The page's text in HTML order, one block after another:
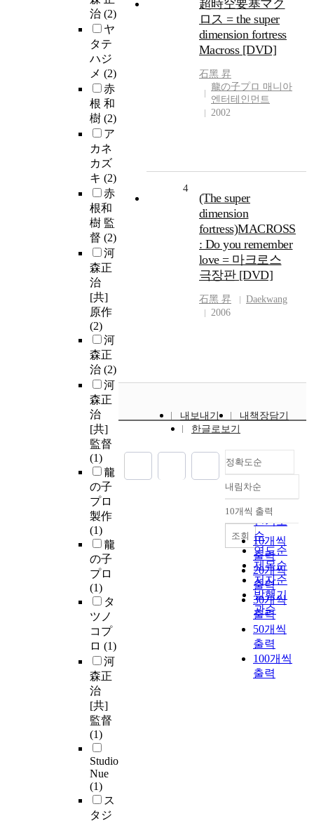
治 (2)
ヤ
タテ
ハジ
メ (2)
赤
根 和
樹 (2)
ア
カネ
カズ
キ (2)
赤
根和
樹 監
督 (2)
河
森正
治
[共]
原作
(2)
河
森正
治 (2)
河
森正
治
[共]
監督
(1)
龍
の子
プロ
製作
(1)
龍
の子
プロ
(1)
タ
ツノ
コプ
ロ (1)
河
森正
治
[共]
監督
(1)
Studio
Nue
(1)
ス
タジ
超時空要塞マク
ロス = the super
dimension fortress
Macross [DVD]
石黑 昇
龍の子プロ 매니아
엔터테인먼트
2002
4
(The super
dimension
fortress)MACROSS
: Do you remember
love = 마크로스
극장판 [DVD]
石黑 昇
Daekwang
2006
내보내기
내책장담기
한글로보기
정확도순
정확도
순
인기도
순
연도순
제목순
저자순
발행기
관순
내림차순
내림차순
10개씩 출력
10개씩
출력
20개씩
출력
30개씩
출력
50개씩
출력
100개씩
출력
조회